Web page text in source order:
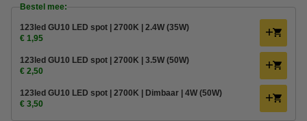
Bestel mee:
123led GU10 LED spot | 2700K | 2.4W (35W)
€ 1,95
123led GU10 LED spot | 2700K | 3.5W (50W)
€ 2,50
123led GU10 LED spot | 2700K | Dimbaar | 4W (50W)
€ 3,50